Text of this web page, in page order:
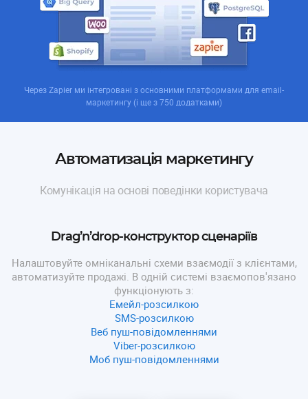
Через Zapier ми інтегровані з основними платформами для email-
маркетингу (і ще з 750 додатками)
Автоматизація маркетингу
Комунікація на основі поведінки користувача
Drag’n’drop-конструктор сценаріїв
Налаштовуйте омніканальні схеми взаємодії з клієнтами,
автоматизуйте продажі. В одній системі взаємопов'язано
функціонують з:
Емейл-розсилкою
SMS-розсилкою
Веб пуш-повідомленнями
Viber-розсилкою
Моб пуш-повідомленнями